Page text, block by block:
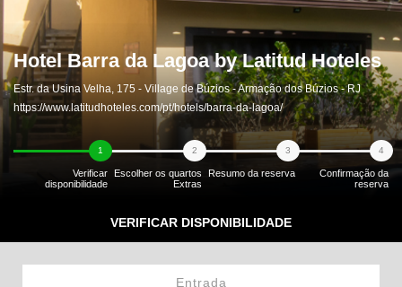
Hotel Barra da Lagoa by Latitud Hoteles
Estr. da Usina Velha, 175 - Village de Búzios- Armação dos Búzios-RJ
https://www.latitudhoteles.com/pt/hotels/barra-da-lagoa/
1
Verificar
disponibilidade
2
Escolher os quartos
Extras
3
Resumo da reserva
4
Confirmação da
reserva
VERIFICAR DISPONIBILIDADE